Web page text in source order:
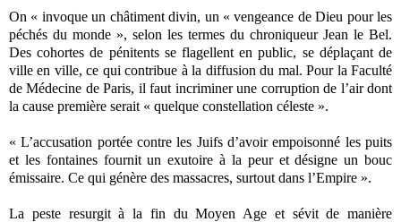
On « invoque un châtiment divin, un « vengeance de Dieu pour les
péchés du monde », selon les termes du chroniqueur Jean le Bel.
Des cohortes de pénitents se flagellent en public, se déplaçant de
ville en ville, ce qui contribue à la diffusion du mal. Pour la Faculté
de Médecine de Paris, il faut incriminer une corruption de l’air dont
la cause première serait « quelque constellation céleste ».
« L’accusation portée contre les Juifs d’avoir empoisonné les puits
et les fontaines fournit un exutoire à la peur et désigne un bouc
émissaire. Ce qui génère des massacres, surtout dans l’Empire ».
La peste resurgit à la fin du Moyen Age et sévit de manière